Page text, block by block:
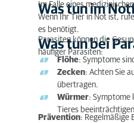
Tipps zur
Was tun im
Im Falle eines
Wenn Ihr Tier in Not ist,
es benötigt.
Was tun bei
Parasiten können die
häufiger Parasiten:
Flöhe: Symptome
Zecken: Achten Sie
übertragen.
Würmer: Symptome
Tieres
Prävention: Regelmäßige